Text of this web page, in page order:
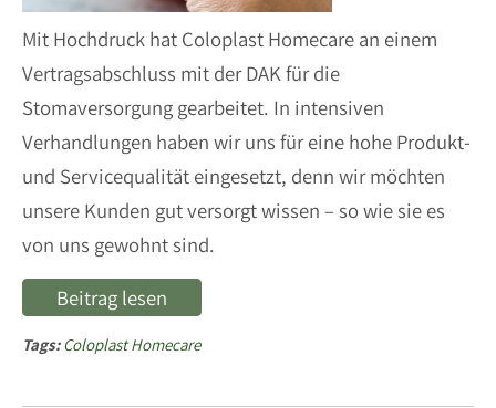
Mit Hochdruck hat Coloplast Homecare an einem
Vertragsabschluss mit der DAK für die
Stomaversorgung gearbeitet. In intensiven
Verhandlungen haben wir uns für eine hohe Produkt-
und Servicequalität eingesetzt, denn wir möchten
unsere Kunden gut versorgt wissen – so wie sie es
von uns gewohnt sind.
Beitrag lesen
Tags:Coloplast Homecare